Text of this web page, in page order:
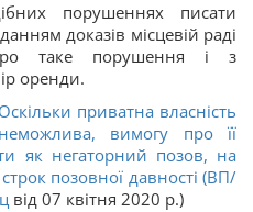
порушеннях писати
доказів місцевій раді
про таке порушення і з
оренди.
Оскільки приватна власність
вимогу про її
як негаторний позов, на
позовної давності (ВП/
від 07 квітня 2020 р.)